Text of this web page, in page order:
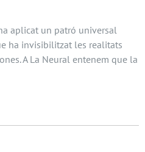
aplicat un patró universal
ha invisibilitzat les realitats
A La Neural entenem que la